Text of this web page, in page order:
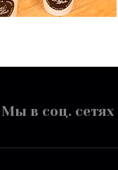
Мы в соц. сетях